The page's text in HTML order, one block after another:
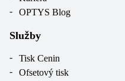
OPTYS Blog
Služby
Tisk Cenin
Ofsetový tisk